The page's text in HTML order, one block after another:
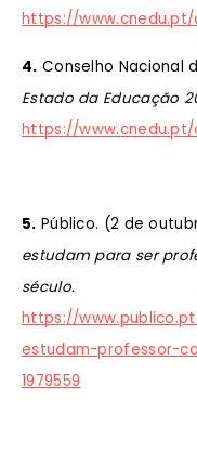
https://
4. Conselho Nacional
Estado da Educação
https://
5. Público. (2 de
estudam para ser
século.
https://
estudam-professor-
1979559